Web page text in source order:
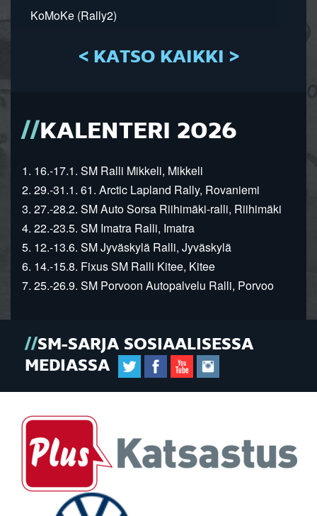
KoMoKe (Rally2)
< KATSO KAIKKI >
KALENTERI 2026
1. 16.-17.1. SM Ralli Mikkeli, Mikkeli
2. 29.-31.1. 61. Arctic Lapland Rally, Rovaniemi
3. 27.-28.2. SM Auto Sorsa Riihimäki-ralli, Riihimäki
4. 22.-23.5. SM Imatra Ralli, Imatra
5. 12.-13.6. SM Jyväskylä Ralli, Jyväskylä
6. 14.-15.8. Fixus SM Ralli Kitee, Kitee
7. 25.-26.9. SM Porvoon Autopalvelu Ralli, Porvoo
SM-SARJA SOSIAALISESSA
MEDIASSA